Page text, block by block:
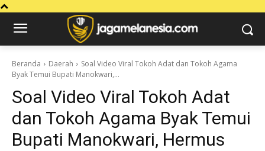
Beranda Daerah
Soal Video Viral Tokoh Adat dan Tokoh Agama
Byak Temui Bupati Manokwari,...
Soal Video Viral Tokoh Adat
dan Tokoh Agama Byak Temui
Bupati Manokwari, Hermus